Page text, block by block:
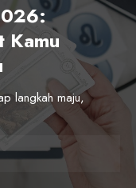
Kamu
langkah maju,